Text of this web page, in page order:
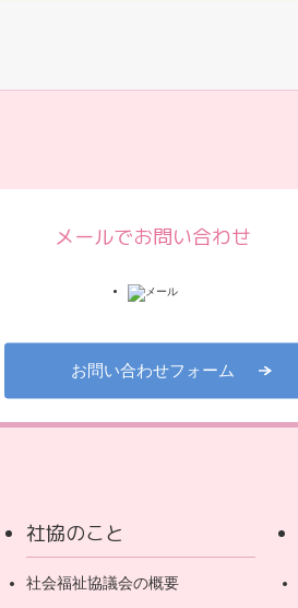
メールでお問い合わせ
お問い合わせフォーム
社協のこと
社会福祉協議会の概要